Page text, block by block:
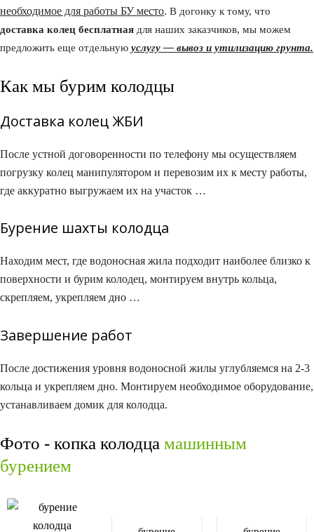
необходимое для работы БУ место. В догонку к тому, что
доставка колец бесплатная для наших заказчиков, мы можем
предложить еще отдельную услугу — вывоз и утилизацию грунта.
Как мы бурим колодцы
Доставка колец ЖБИ
После устной договоренности по телефону мы осуществляем
погрузку колец манипулятором и перевозим их к месту работы,
где аккуратно выгружаем их на участок …
Бурение шахты колодца
Находим мест, где водоносная жила подходит наиболее близко к
поверхности и бурим колодец, монтируем внутрь кольца,
скрепляем, укрепляем дно …
Завершение работ
После достижения уровня водоносной жилы углубляемся на 2-3
кольца и укрепляем дно. Монтируем необходимое оборудование,
устанавливаем домик для колодца.
Фото - копка колодца машинным
бурением